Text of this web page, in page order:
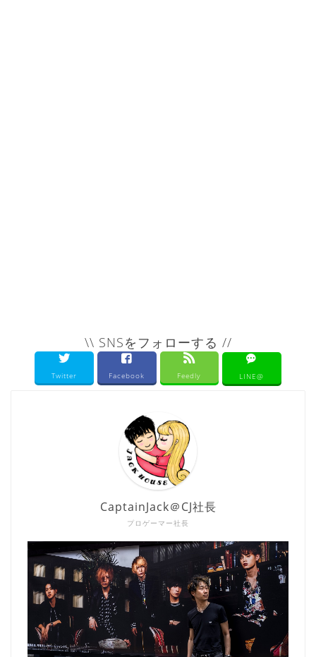
\\ SNSをフォローする //
Twitter Facebook Feedly LINE@
プロゲーマー社長
CaptainJack＠CJ社長